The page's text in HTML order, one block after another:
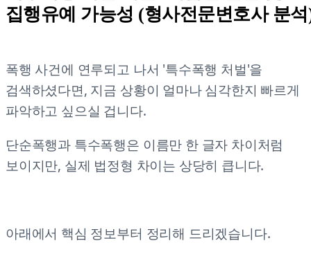
집행유예 가능성 (형사전문변호사 분
폭행 사건에 연루되고 나서 '특수폭행 처벌'을
검색하셨다면, 지금 상황이 얼마나 심각한지 빠르게
파악하고 싶으실 겁니다.
단순폭행과 특수폭행은 이름만 한 글자 차이처럼
보이지만, 실제 법정형 차이는 상당히 큽니다.
아래에서 핵심 정보부터 정리해 드리겠습니다.